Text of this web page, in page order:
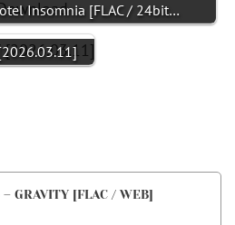
Insomnia [FLAC / 24bit…
GRAVITY [FLAC / WEB]